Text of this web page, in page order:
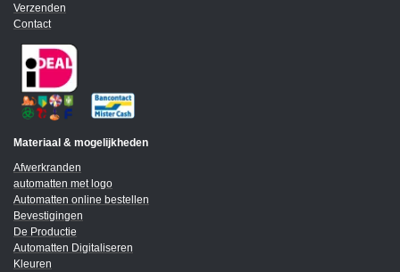
Verzenden
Contact
Materiaal & mogelijkheden
Afwerkranden
automatten met logo
Automatten online bestellen
Bevestigingen
De Productie
Automatten Digitaliseren
Kleuren